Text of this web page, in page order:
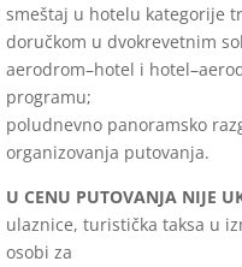
smeštaj u hotelu kategorije
doručkom u dvokrevetnim
aerodrom–hotel i
programu;
poludnevno panoramsko
organizovanja putovanja.
U CENU PUTOVANJA NIJE
ulaznice, turistička taksa u
osobi za